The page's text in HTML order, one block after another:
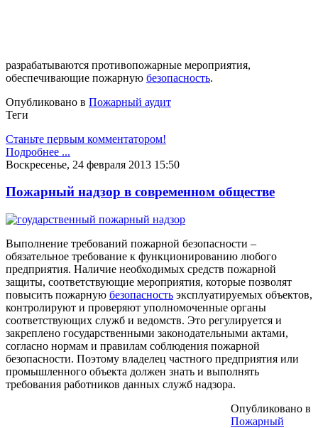
разрабатываются противопожарные мероприятия,
обеспечивающие пожарную безопасность.
Опубликовано в Пожарный аудит
Теги
Станьте первым комментатором!
Подробнее ...
Воскресенье, 24 февраля 2013 15:50
Пожарный надзор в современном обществе
Выполнение требований пожарной безопасности –
обязательное требование к функционированию любого
предприятия. Наличие необходимых средств пожарной
защиты, соответствующие мероприятия, которые позволят
повысить пожарную безопасность эксплуатируемых объектов,
контролируют и проверяют уполномоченные органы
соответствующих служб и ведомств. Это регулируется и
закреплено государственными законодательными актами,
согласно нормам и правилам соблюдения пожарной
безопасности. Поэтому владелец частного предприятия или
промышленного объекта должен знать и выполнять
требования работников данных служб надзора.
Опубликовано в
Пожарный